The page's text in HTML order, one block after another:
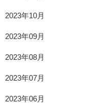
2023年10月
2023年09月
2023年08月
2023年07月
2023年06月